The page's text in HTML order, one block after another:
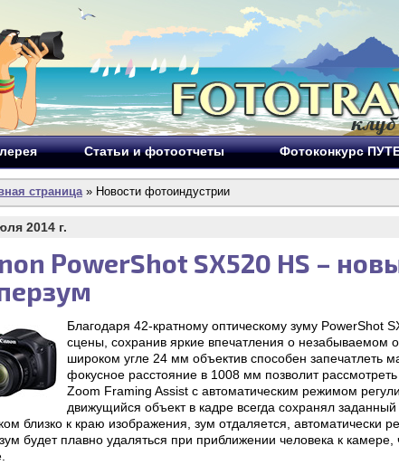
Статьи и фотоотчеты Фотоконкурс
страница» Новости фотоиндустрии
2014 г.
PowerShot SX520 HS –
Благодаря 42-кратному оптическому зуму PowerShot
сцены, сохранив яркие впечатления о незабываемом
широком угле 24 мм объектив способен запечатлеть
фокусное расстояние в 1008 мм позволит
Zoom Framing Assist с автоматическим режимом
движущийся объект в кадре всегда сохранял
близко к краю изображения, зум отдаляется, автоматически
будет плавно удаляться при приближении человека к